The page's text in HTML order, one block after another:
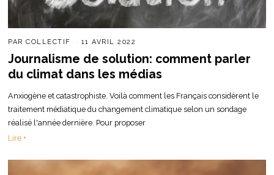
PARCOLLECTIF 11 AVRIL 2022
Journalisme de solution: comment parler
du climat dans les médias
Anxiogène et catastrophiste. Voilà comment les Français considèrent le
traitement médiatique du changement climatique selon un sondage
réalisé l'année dernière. Pour proposer
Lire +